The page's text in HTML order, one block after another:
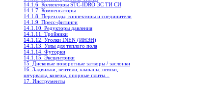
14.1.6. Коллекторы STC-IDRO ЭС ТИ СИ
14.1.7. Компенсаторы
14.1.8. Переходы, коннекторы и соединители
14.1.9. Пресс-фитинги
14.1.10. Редукторы давления
14.1.11. Тройники
14.1.12. Уголки INEN (ИНЭН)
14.1.13. Узлы для теплого пола
14.1.14. Футорки
14.1.15. Эксцентрики
15. Дисковые поворотные затворы / заслонки
16. Задвижки, вентили, клапаны, штоки,
штурвалы, коверы, опорные плиты...
17. Инструменты